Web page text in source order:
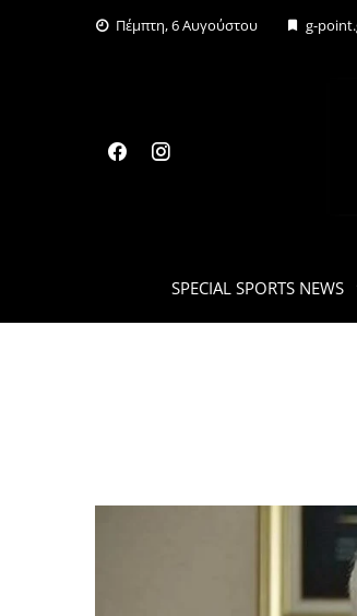
Πέμπτη, 6 Αυγούστου g-
SPECIAL SPORTS NEWS